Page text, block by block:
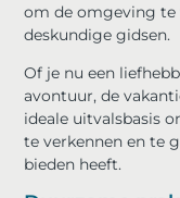
om de omgeving te
deskundige gidsen.
Of je nu een
avontuur, de
ideale uitvalsbasis
te verkennen en te
bieden heeft.